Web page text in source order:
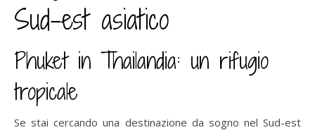
Sud-est asiatico
Phuket in Thailandia: un rifugio
tropicale
Se stai cercando una destinazione da sogno nel Sud-est